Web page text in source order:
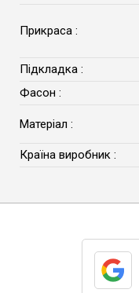
Прикраса :
Підкладка :
Фасон :
Матеріал :
Країна виробник :